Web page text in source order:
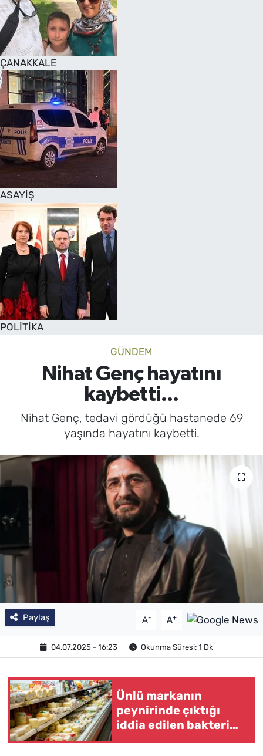
ÇANAKKALE
ASAYİŞ
POLİTİKA
GÜNDEM
Nihat Genç hayatını
kaybetti...
Nihat Genç, tedavi gördüğü hastanede 69
yaşında hayatını kaybetti.
Paylaş A- A+
04.07.2025 - 16:23 Okunma Süresi: 1 Dk
Ünlü markanın
peynirinde çıktığı
iddia edilen bakteri
SAĞLIK
TV REHBERİ